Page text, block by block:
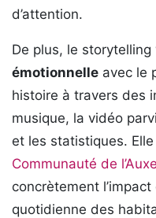
d’attention.
De plus, le storytelling
émotionnelle avec le
histoire à travers des
musique, la vidéo
et les statistiques.
Communauté de
concrètement
quotidienne des